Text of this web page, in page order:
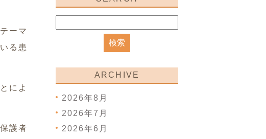
ーマ
る患
によ
護者
ARCHIVE
2026年8月
2026年7月
2026年6月